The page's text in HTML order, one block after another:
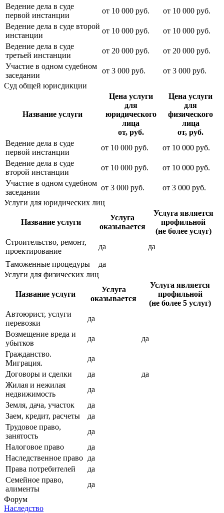
Ведение дела в суде
первой инстанции
от 10 000 руб. от 10 000 руб.
Ведение дела в суде второй
инстанции
от 10 000 руб. от 10 000 руб.
Ведение дела в суде
третьей инстанции
от 20 000 руб. от 20 000 руб.
Участие в одном судебном
заседании
от 3 000 руб. от 3 000 руб.
Суд общей юрисдикции
Название услуги
Цена услуги
для
юридического
лица
от, руб.
Цена услуги
для
физического
лица
от, руб.
Ведение дела в суде
первой инстанции
от 10 000 руб. от 10 000 руб.
Ведение дела в суде
второй инстанции
от 10 000 руб. от 10 000 руб.
Участие в одном судебном
заседании
от 3 000 руб. от 3 000 руб.
Услуги для юридических лиц
Название услуги
Услуга
оказывается
Услуга является
профильной
(не более услуг)
Строительство, ремонт,
проектирование
да да
Таможенные процедуры
да
Услуги для физических лиц
Название услуги
Услуга
оказывается
Услуга является
профильной
(не более 5 услуг)
Автоюрист, услуги
перевозки
да
Возмещение вреда и
убытков
да
да
Гражданство.
Миграция.
да
Договоры и сделки
да
да
Жилая и нежилая
недвижимость
да
Земля, дача, участок
да
Заем, кредит, расчеты
да
Трудовое право,
занятость
да
Налоговое право
да
Наследственное право да
Права потребителей
да
Семейное право,
алименты
да
Форум
Наследство